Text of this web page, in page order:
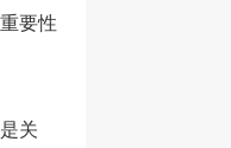
要性
关